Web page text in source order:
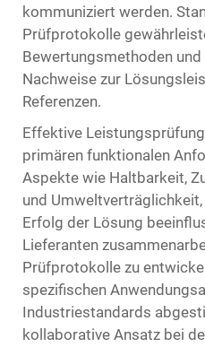
kommuniziert werden.
Prüfprotokolle
Bewertungsmethoden
Nachweise zur
Referenzen.
Effektive
primären funktionalen
Aspekte wie Haltbarkeit,
und
Erfolg der Lösung
Lieferanten
Prüfprotokolle zu
spezifischen
Industriestandards
kollaborative Ansatz bei